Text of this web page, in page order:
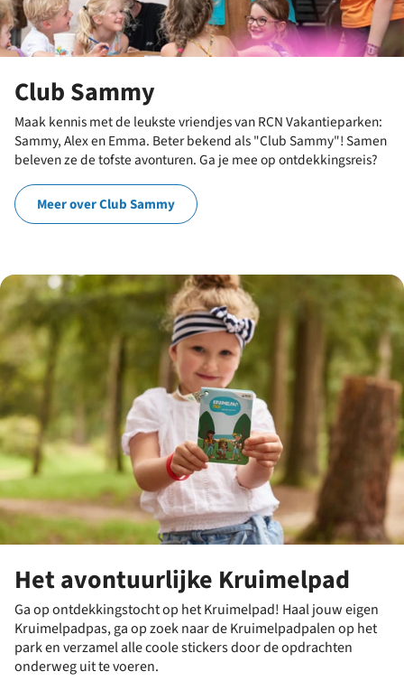
Club Sammy
Maak kennis met de leukste vriendjes van RCN Vakantieparken:
Sammy, Alex en Emma. Beter bekend als "Club Sammy"! Samen
beleven ze de tofste avonturen. Ga je mee op ontdekkingsreis?
Meer over Club Sammy
Het avontuurlijke Kruimelpad
Ga op ontdekkingstocht op het Kruimelpad! Haal jouw eigen
Kruimelpadpas, ga op zoek naar de Kruimelpadpalen op het
park en verzamel alle coole stickers door de opdrachten
onderweg uit te voeren.